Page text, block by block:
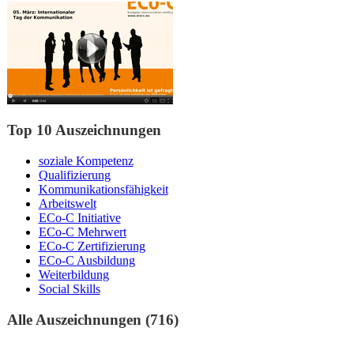
Top 10 Auszeichnungen
soziale Kompetenz
Qualifizierung
Kommunikationsfähigkeit
Arbeitswelt
ECo-C Initiative
ECo-C Mehrwert
ECo-C Zertifizierung
ECo-C Ausbildung
Weiterbildung
Social Skills
Alle Auszeichnungen (716)